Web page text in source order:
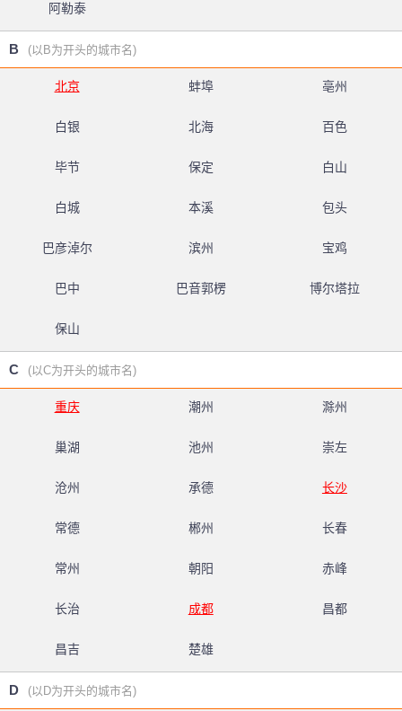
阿勒泰
B (以B为开头的城市名)
北京 蚌埠 亳州
白银 北海 百色
毕节 保定 白山
白城 本溪 包头
巴彦淖尔 滨州 宝鸡
巴中 巴音郭楞 博尔塔拉
保山
C (以C为开头的城市名)
重庆 潮州 滁州
巢湖 池州 崇左
沧州 承德 长沙
常德 郴州 长春
常州 朝阳 赤峰
长治 成都 昌都
昌吉 楚雄
D (以D为开头的城市名)